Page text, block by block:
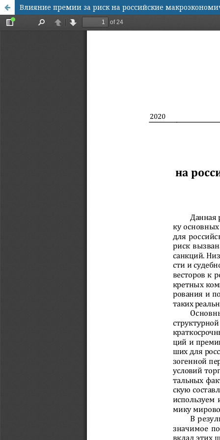
Влияние премии за риск на российские